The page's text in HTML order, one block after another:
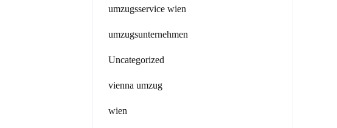
umzugsservice wien
umzugsunternehmen
Uncategorized
vienna umzug
wien